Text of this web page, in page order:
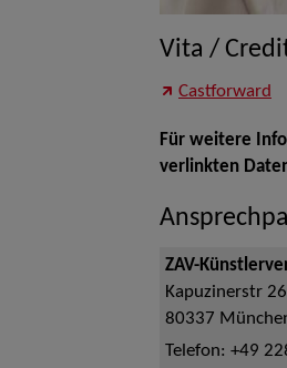
Vita /
Castforward
Für weitere
verlinkten
ZAV-
Kapuzinerstr 26
80337
Telefon: +49